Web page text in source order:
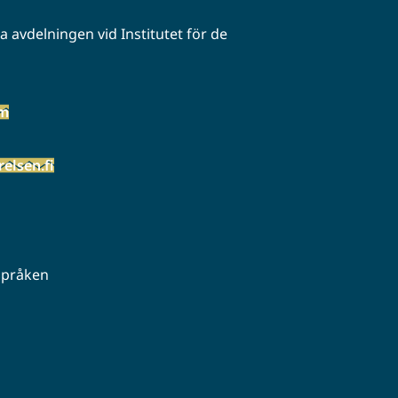
avdelningen vid Institutet för de